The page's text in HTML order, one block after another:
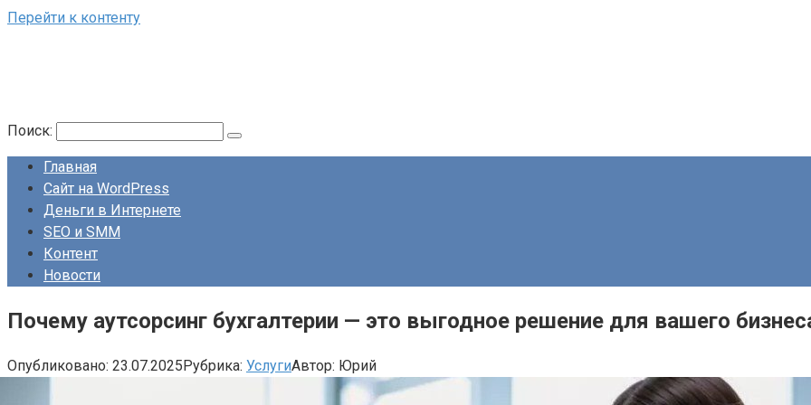
Перейти к контенту
Поиск:
Главная
Сайт на WordPress
Деньги в Интернете
SEO и SMM
Контент
Новости
Почему аутсорсинг бухгалтерии — это выгодное решение для вашего
Опубликовано: 23.07.2025Рубрика: УслугиАвтор: Юрий